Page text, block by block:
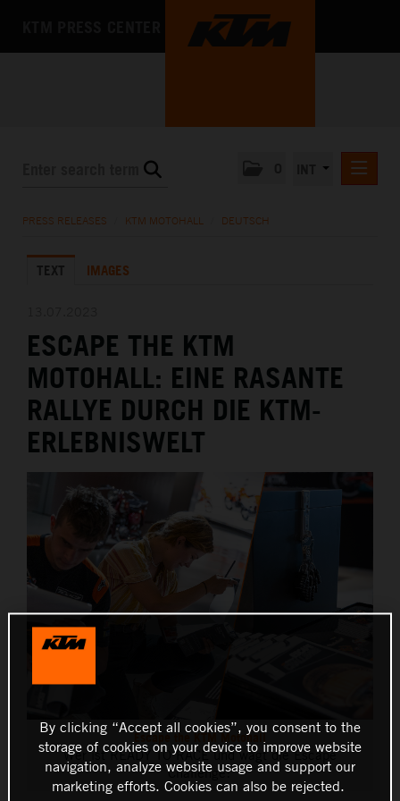
KTM X-BOW
DEUTSCH
ENGLISH
MEDIA
THE COMPANY
PRESS RELEASES KTM MOTOHALL DEUTSCH
TEXT IMAGES
ESCAPE THE KTM
MOTOHALL: EINE RASANTE
RALLYE DURCH DIE KTM-
ERLEBNISWELT
Escape the KTM Motohall
Wer ist READY TO RACE und wagt die Escape
Challenge?
By clicking “Accept all cookies”, you consent to the
storage of cookies on your device to improve website
navigation, analyze website usage and support our
marketing efforts. Cookies can also be rejected.